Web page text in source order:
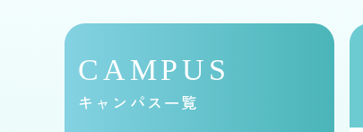
CAMPUS
キャンパス一覧